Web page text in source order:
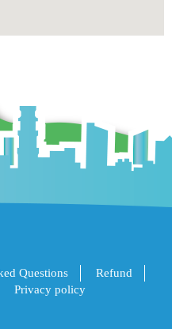
Questions
Refund
Privacy policy